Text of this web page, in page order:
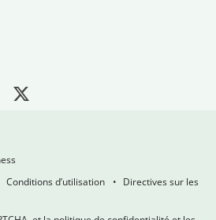
Conditions d’utilisation
Directives sur les